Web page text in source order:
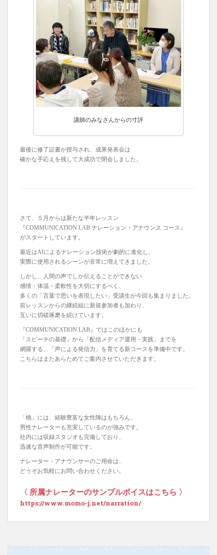
講師のみなさんからの寸評
最後に修了証書が授与され、成果発表会は
確かな手応えを残して大成功で閉会しました。
さて、５月からは新たな半年レッスン
『COMMUNICATION LAB ナレーション・アナウンス コース』
がスタートしています。
最近はAIによるナレーション技術が劇的に進化し、
実際に使用されるシーンが非常に増えてきました。
しかし、人間の声でしか伝えることができない
感情・体温・柔軟性を大切にするべく、
多くの「言葉で思いを表現したい」受講生が今回も集まりました。
前レッスンからの継続組に新規参加者も加わり、
互いに切磋琢磨を続けています。
『COMMUNICATION LAB』ではこのほかにも
「スピーチの基礎」から「配信メディア運用・実践」までを
網羅する、「声による発信力」を育てる新コースを準備中です。
こちらはまたあらためてご案内させていただきます。
「桃」には、経験豊富な女性陣はもちろん、
男性ナレーターも充実しているのが強みです。
社内には収録スタジオも完備しており、
迅速な音声制作が可能です。
ナレーター・アナウンサーのご用命は、
どうぞお気軽にお問い合わせください。
〈 所属ナレーターのサンプルボイスはこちら 〉
https://www.momo-j.net/narration/